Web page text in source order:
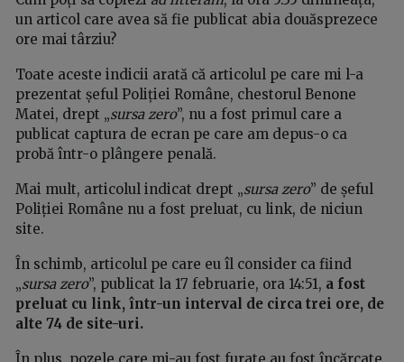
un articol care avea să fie publicat abia douăsprezece
ore mai târziu?
Toate aceste indicii arată că articolul pe care mi l-a
prezentat șeful Poliției Române, chestorul Benone
Matei, drept „sursa zero”, nu a fost primul care a
publicat captura de ecran pe care am depus-o ca
probă într-o plângere penală.
Mai mult, articolul indicat drept „sursa zero” de șeful
Poliției Române nu a fost preluat, cu link, de niciun
site.
În schimb, articolul pe care eu îl consider ca fiind
„sursa zero”, publicat la 17 februarie, ora 14:51, a fost
preluat cu link, într-un interval de circa trei ore, de
alte 74 de site-uri.